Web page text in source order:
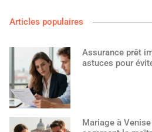
Articles populaires
Assurance prêt
astuces pour
Mariage à